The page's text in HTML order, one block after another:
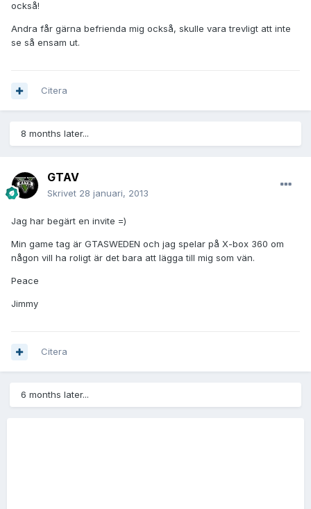
också!
Andra får gärna befrienda mig också, skulle vara trevligt att inte
se så ensam ut.
Citera
8 months later...
GTAV
Skrivet 28 januari, 2013
Jag har begärt en invite =)
Min game tag är GTASWEDEN och jag spelar på X-box 360 om
någon vill ha roligt är det bara att lägga till mig som vän.
Peace
Jimmy
Citera
6 months later...